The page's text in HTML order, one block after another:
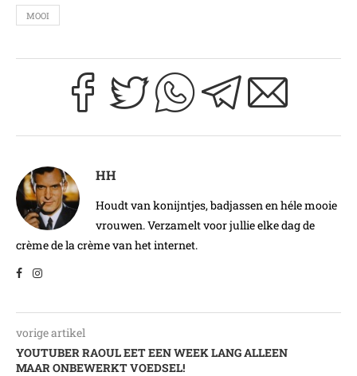
MOOI
HH
Houdt van konijntjes, badjassen en héle mooie
vrouwen. Verzamelt voor jullie elke dag de
crème de la crème van het internet.
vorige artikel
YOUTUBER RAOUL EET EEN WEEK LANG ALLEEN
MAAR ONBEWERKT VOEDSEL!